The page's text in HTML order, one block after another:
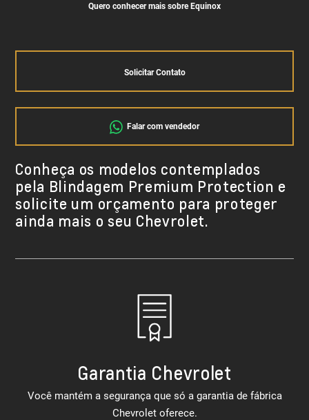
Quero conhecer mais sobre Equinox
Solicitar Contato
Falar com vendedor
Conheça os modelos contemplados
pela Blindagem Premium Protection e
solicite um orçamento para proteger
ainda mais o seu Chevrolet.
Garantia Chevrolet
Você mantém a segurança que só a garantia de fábrica
Chevrolet oferece.